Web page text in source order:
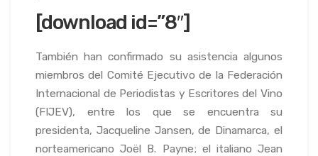
[download id=”8″]
También han confirmado su asistencia algunos
miembros del Comité Ejecutivo de la Federación
Internacional de Periodistas y Escritores del Vino
(FIJEV), entre los que se encuentra su
presidenta, Jacqueline Jansen, de Dinamarca, el
norteamericano Joël B. Payne; el italiano Jean